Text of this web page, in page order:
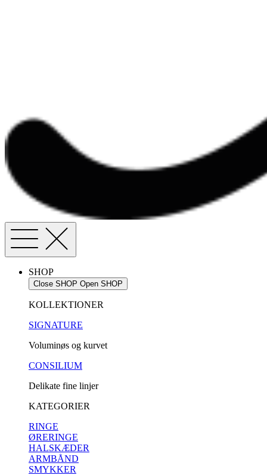
SHOP
Close SHOP Open SHOP
KOLLEKTIONER
SIGNATURE
Voluminøs og kurvet
CONSILIUM
Delikate fine linjer
KATEGORIER
RINGE
ØRERINGE
HALSKÆDER
ARMBÅND
SMYKKER